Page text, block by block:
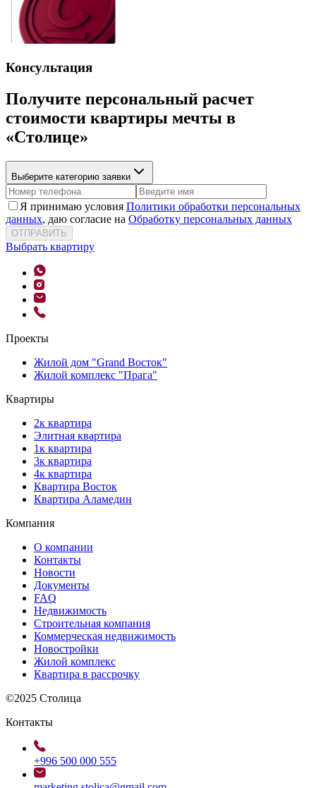
Консультация
Получите персональный расчет
стоимости квартиры мечты в
«Столице»
Выберите категорию заявки
Я принимаю условия Политики обработки персональных
данных, даю согласие на Обработку персональных данных
ОТПРАВИТЬ
Выбрать квартиру
Проекты
Жилой дом "Grand Восток"
Жилой комплекс "Прага"
Квартиры
2к квартира
Элитная квартира
1к квартира
3к квартира
4к квартира
Квартира Восток
Квартира Аламедин
Компания
О компании
Контакты
Новости
Документы
FAQ
Недвижимость
Строительная компания
Коммерческая недвижимость
Новостройки
Жилой комплекс
Квартира в рассрочку
©2025 Столица
Контакты
+996 500 000 555